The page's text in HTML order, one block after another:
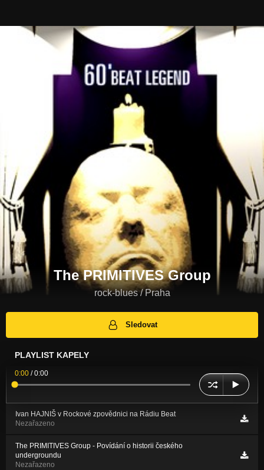
The PRIMITIVES Group
rock-blues / Praha
Sledovat
PLAYLIST KAPELY
0:00 /0:00
Ivan HAJNIŠ v Rockové zpovědnici na Rádiu Beat
Nezařazeno
The PRIMITIVES Group - Povídání o historii českého
undergroundu
Nezařazeno